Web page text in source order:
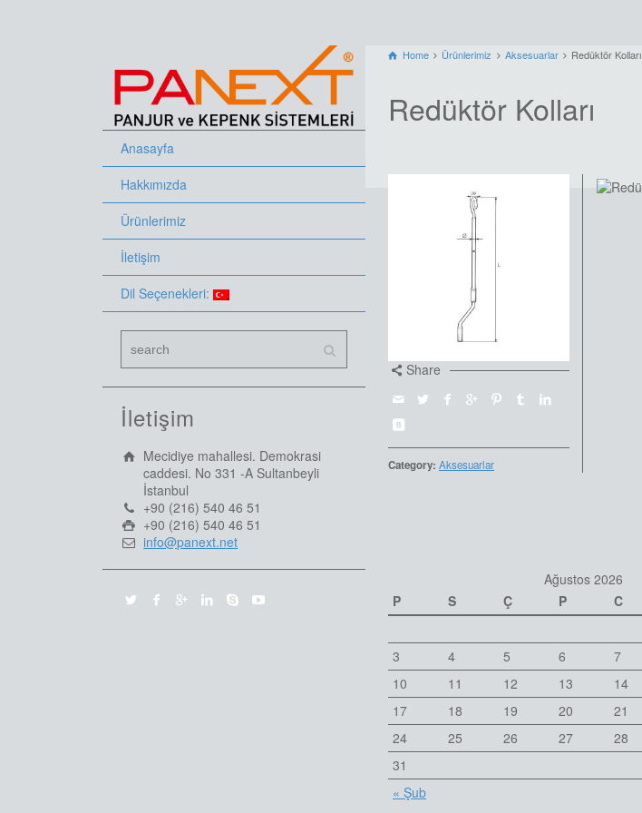
Anasayfa
Hakkımızda
Ürünlerimiz
İletişim
Dil Seçenekleri:
İletişim
Mecidiye mahallesi. Demokrasi
caddesi. No 331 -A Sultanbeyli
İstanbul
+90 (216) 540 46 51
+90 (216) 540 46 51
info@panext.net
Home Ürünlerimiz Aksesuarlar Redüktör Kolları
Redüktör Kolları
Share
Category: Aksesuarlar
Ağustos 2026
P
S Ç P C
« Şub
3
4 5 6 7
10
11 12 13 14
17
18 19 20 21
24
25 26 27 28
31